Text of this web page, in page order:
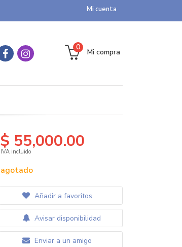
Mi cuenta
Mi compra
0
$ 55,000.00
IVA incluido
agotado
Añadir a favoritos
Avisar disponibilidad
Enviar a un amigo